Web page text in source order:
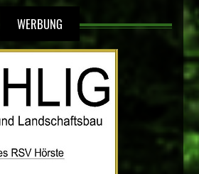
WERBUNG